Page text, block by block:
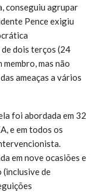
conseguiu agrupar
Pence exigiu
dois terços (24
mas não
ameaças a vários
foi abordada em 32
e em todos os
em nove ocasiões e
(inclusive de